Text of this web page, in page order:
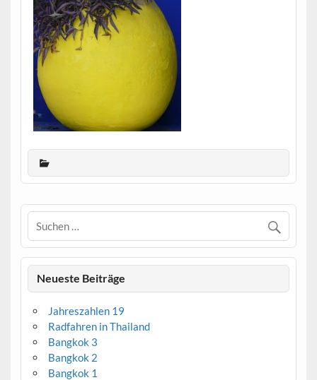
Neueste Beiträge
Jahreszahlen 19
Radfahren in Thailand
Bangkok 3
Bangkok 2
Bangkok 1